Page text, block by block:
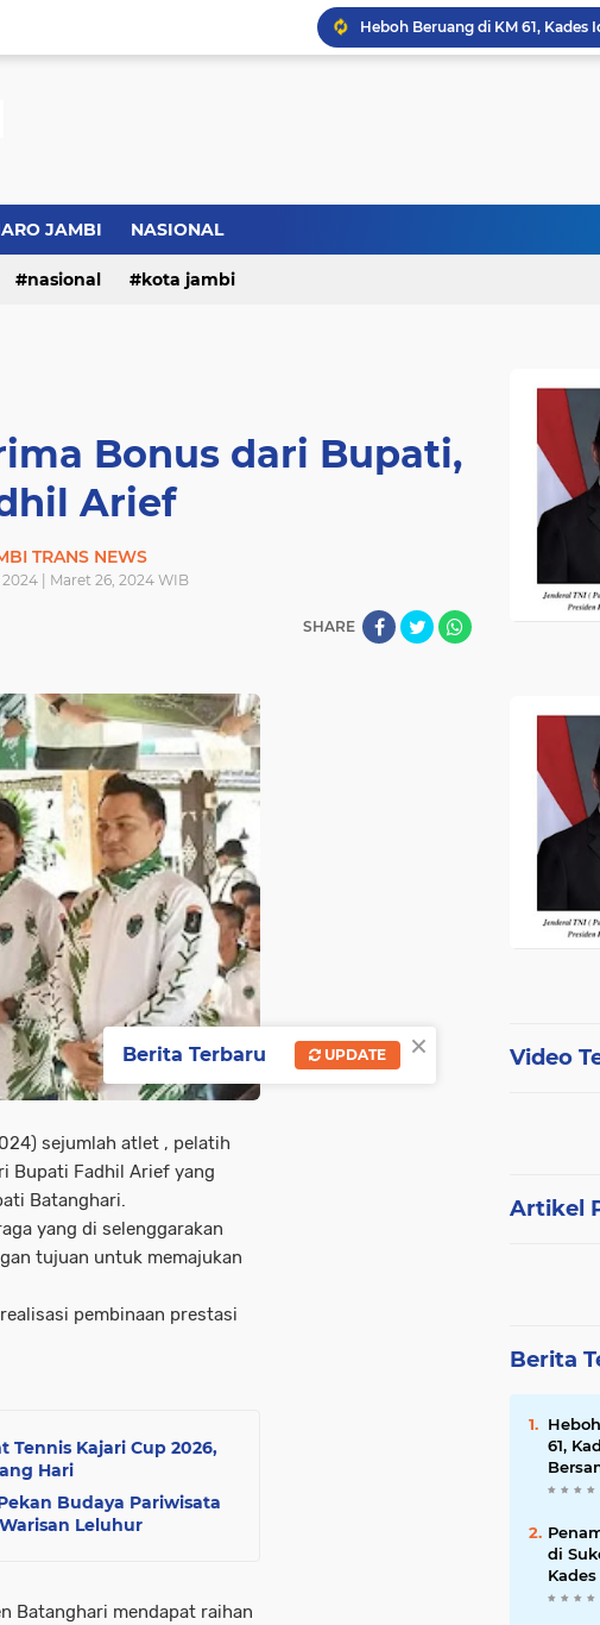
Bupati BBS Perkenalkan
JAMBI NASIONAL
nasional kota jambi
Bonus dari Bupati,
Arief
TRANS NEWS
| Maret 26, 2024 WIB
SHARE
sejumlah atlet , pelatih
Bupati Fadhil Arief yang
Batanghari.
yang di selenggarakan
tujuan untuk memajukan
pembinaan prestasi
Kajari Cup 2026,
Hari
Budaya Pariwisata
Leluhur
Batanghari mendapat raihan
Video
Artikel
Berita
61,
BPD
di
Lapor
×
Berita Terbaru UPDATE